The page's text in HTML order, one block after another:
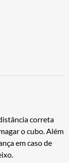
correta
o cubo. Além
em caso de